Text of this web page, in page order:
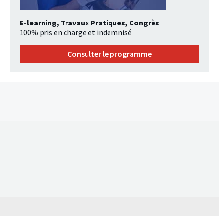
E-learning, Travaux Pratiques, Congrès
100% pris en charge et indemnisé
Consulter le programme